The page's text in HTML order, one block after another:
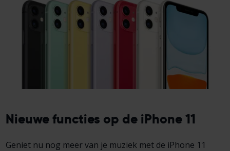
Nieuwe functies op de iPhone 11
Geniet nu nog meer van je muziek met de iPhone 11